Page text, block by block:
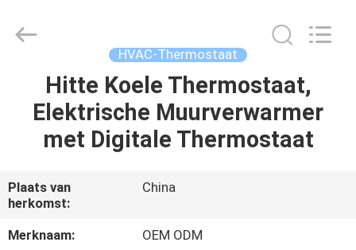
HUIS
PRODUCTEN
VR
TOON
Limited.
HVAC-Thermostaat
Hitte Koele Thermostaat,
Elektrische Muurverwarmer
met Digitale Thermostaat
Plaats van
herkomst:
China
Merknaam:
OEM ODM